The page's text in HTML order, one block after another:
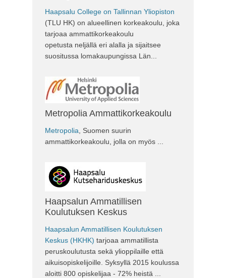
Haapsalu College on Tallinnan Yliopiston
(TLU HK) on alueellinen korkeakoulu, joka
tarjoaa ammattikorkeakoulu
opetusta neljällä eri alalla ja sijaitsee
suositussa lomakaupungissa Län...
Metropolia Ammattikorkeakoulu
Metropolia , Suomen suurin
ammattikorkeakoulu, jolla on myös ...
Haapsalun Ammatillisen
Koulutuksen Keskus
Haapsalun Ammatillisen Koulutuksen
Keskus (HKHK) tarjoaa ammatillista
peruskoulutusta sekä ylioppilaille että
aikuisopiskelijoille. Syksyllä 2015 koulussa
aloitti 800 opiskelijaa - 72% heistä ...